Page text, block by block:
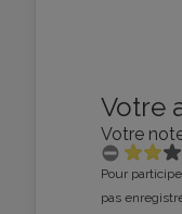
Votre
Votre
Pour
pas